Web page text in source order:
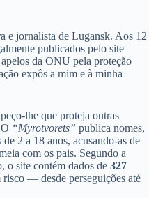
e jornalista de Lugansk. Aos 12
publicados pelo site
apelos da ONU pela proteção
expôs a mim e à minha
lhe que proteja outras
“Myrotvorets” publica nomes,
2 a 18 anos, acusando-as de
com os pais. Segundo a
o site contém dados de 327
risco — desde perseguições até